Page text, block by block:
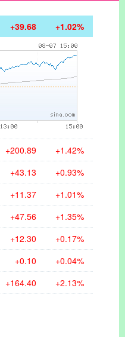
+39.68 +1.02%
+200.89 +1.42%
+43.13 +0.93%
+11.37 +1.01%
+47.56 +1.35%
+12.30 +0.17%
+0.10 +0.04%
+164.40 +2.13%